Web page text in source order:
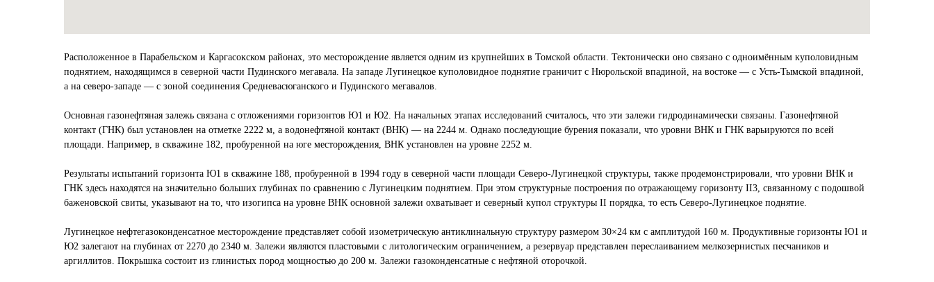
Расположенное в Парабельском и Каргасокском районах, это месторождение является одним из крупнейших в Томской области. Тектонически оно связано с одноимённым куполовидным
поднятием, находящимся в северной части Пудинского мегавала. На западе Лугинецкое куполовидное поднятие граничит с Нюрольской впадиной, на востоке — с Усть-Тымской впадиной,
а на северо-западе — с зоной соединения Средневасюганского и Пудинского мегавалов.
Основная газонефтяная залежь связана с отложениями горизонтов Ю1 и Ю2. На начальных этапах исследований считалось, что эти залежи гидродинамически связаны. Газонефтяной
контакт (ГНК) был установлен на отметке 2222 м, а водонефтяной контакт (ВНК) — на 2244 м. Однако последующие бурения показали, что уровни ВНК и ГНК варьируются по всей
площади. Например, в скважине 182, пробуренной на юге месторождения, ВНК установлен на уровне 2252 м.
Результаты испытаний горизонта Ю1 в скважине 188, пробуренной в 1994 году в северной части площади Северо-Лугинецкой структуры, также продемонстрировали, что уровни ВНК и
ГНК здесь находятся на значительно больших глубинах по сравнению с Лугинецким поднятием. При этом структурные построения по отражающему горизонту II3, связанному с подошвой
баженовской свиты, указывают на то, что изогипса на уровне ВНК основной залежи охватывает и северный купол структуры II порядка, то есть Северо-Лугинецкое поднятие.
Лугинецкое нефтегазоконденсатное месторождение представляет собой изометрическую антиклинальную структуру размером 30×24 км с амплитудой 160 м. Продуктивные горизонты Ю1 и
Ю2 залегают на глубинах от 2270 до 2340 м. Залежи являются пластовыми с литологическим ограничением, а резервуар представлен переслаиванием мелкозернистых песчаников и
аргиллитов. Покрышка состоит из глинистых пород мощностью до 200 м. Залежи газоконденсатные с нефтяной оторочкой.